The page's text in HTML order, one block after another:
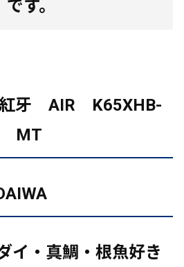
です。
牙 AIR K65XHB-
MT
イ・真鯛・根魚好き